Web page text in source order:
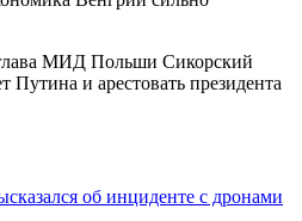
МИД Польши Сикорский
Путина и арестовать президента
об инциденте с дронами